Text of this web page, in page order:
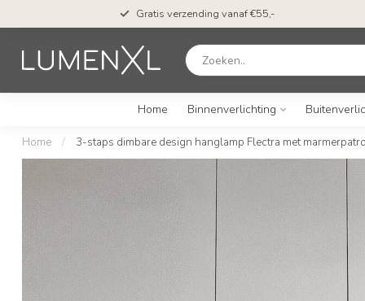
Gratis verzending vanaf €55,-
Home Binnenverlichting
Home / 3-staps dimbare design hanglamp Flectra met